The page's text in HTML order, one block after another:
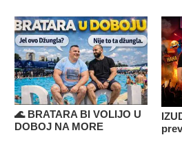
🌊 BRATARA BI VOLIJO U
DOBOJ NA MORE